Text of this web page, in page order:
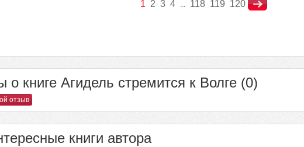
1 2 3 4 ... 118 119 120
о книге Агидель стремится к Волге (0)
отзыв
книги автора